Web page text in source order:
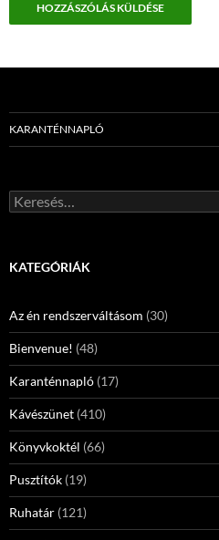
KARANTÉNNAPLÓ
Keresés:
KATEGÓRIÁK
Az én rendszerváltásom (30)
Bienvenue! (48)
Karanténnapló (17)
Kávészünet (410)
Könyvkoktél (66)
Pusztítók (19)
Ruhatár (121)